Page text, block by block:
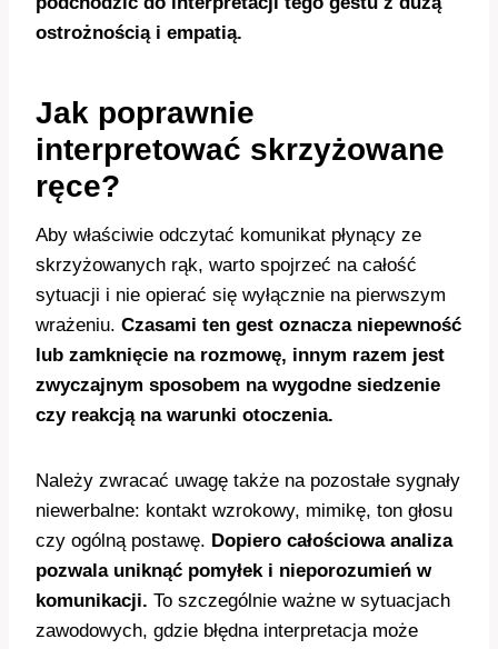
ostrożnością i empatią.
Jak poprawnie
interpretować skrzyżowane
ręce?
Aby właściwie odczytać komunikat płynący ze
skrzyżowanych rąk, warto spojrzeć na całość
sytuacji i nie opierać się wyłącznie na pierwszym
wrażeniu. Czasami ten gest oznacza niepewność
lub zamknięcie na rozmowę, innym razem jest
zwyczajnym sposobem na wygodne siedzenie
czy reakcją na warunki otoczenia.
Należy zwracać uwagę także na pozostałe sygnały
niewerbalne: kontakt wzrokowy, mimikę, ton głosu
czy ogólną postawę. Dopiero całościowa analiza
pozwala uniknąć pomyłek i nieporozumień w
komunikacji. To szczególnie ważne w sytuacjach
zawodowych, gdzie błędna interpretacja może